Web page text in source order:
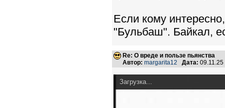
Если кому
"Бульбаш". Байкал,
Re: О вреде и пользе пьянства
Автор: margarita12 Дата:
Загрузка...